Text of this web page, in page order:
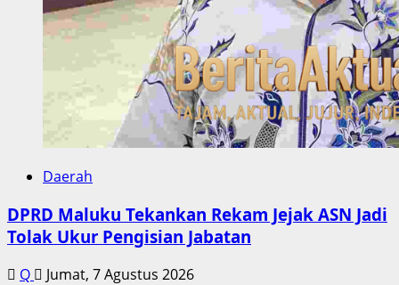
Daerah
DPRD Maluku Tekankan Rekam Jejak ASN Jadi
Tolak Ukur Pengisian Jabatan
Q Jumat, 7 Agustus 2026